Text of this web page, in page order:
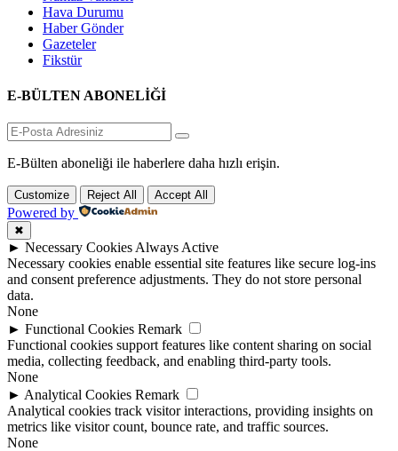
Hava Durumu
Haber Gönder
Gazeteler
Fikstür
E-BÜLTEN ABONELİĞİ
E-Bülten aboneliği ile haberlere daha hızlı erişin.
Customize Reject All Accept All
Powered by
✖
► Necessary Cookies Always Active
Necessary cookies enable essential site features like secure log-ins
and consent preference adjustments. They do not store personal
data.
None
► Functional Cookies Remark
Functional cookies support features like content sharing on social
media, collecting feedback, and enabling third-party tools.
None
► Analytical Cookies Remark
Analytical cookies track visitor interactions, providing insights on
metrics like visitor count, bounce rate, and traffic sources.
None